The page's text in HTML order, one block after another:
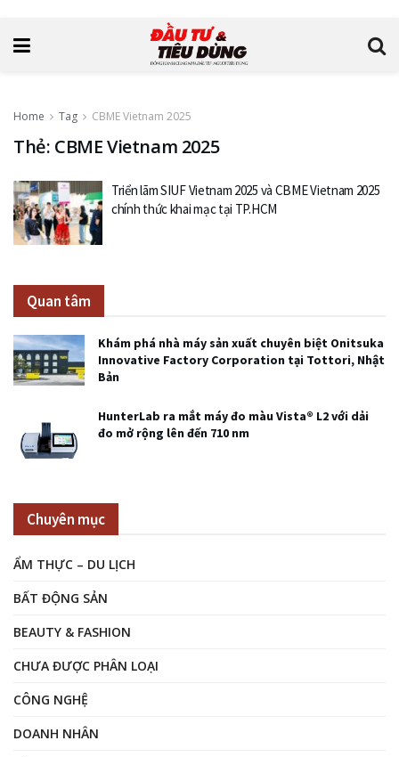
Home Tag CBME Vietnam 2025
Thẻ: CBME Vietnam 2025
Triển lãm SIUF Vietnam 2025 và CBME Vietnam 2025
chính thức khai mạc tại TP.HCM
Quan tâm
Khám phá nhà máy sản xuất chuyên biệt Onitsuka
Innovative Factory Corporation tại Tottori, Nhật
Bản
HunterLab ra mắt máy đo màu Vista® L2 với dải
đo mở rộng lên đến 710 nm
Chuyên mục
ẨM THỰC – DU LỊCH
BẤT ĐỘNG SẢN
BEAUTY & FASHION
CHƯA ĐƯỢC PHÂN LOẠI
CÔNG NGHỆ
DOANH NHÂN